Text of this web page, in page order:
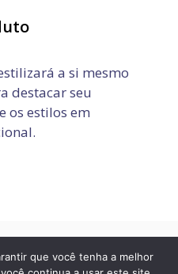
a si mesmo
destacar seu
os estilos em
de Uso Fale conosco
que você tenha a melhor